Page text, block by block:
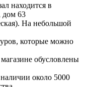
находится в
дом 63
На небольшой
которые можно
обусловлены
около 5000